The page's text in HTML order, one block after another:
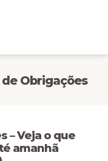
Obrigações
– Veja o que
amanhã